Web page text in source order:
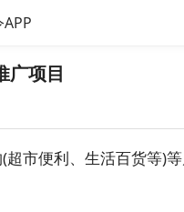
广项目
市便利、生活百货等)